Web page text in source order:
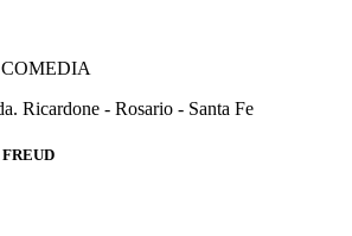
Ricardone - Rosario - Santa Fe